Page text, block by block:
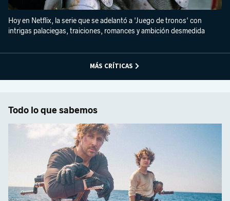
Hoy en Netflix, la serie que se adelantó a 'Juego de tronos' con
intrigas palaciegas, traiciones, romances y ambición desmedida
MÁS CRÍTICAS
Todo lo que sabemos